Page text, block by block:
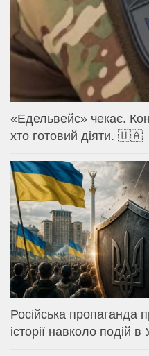
«Едельвейс» чекає.
хто готовий діяти. 🇺🇦
Російська пропаганда
історії навколо подій в